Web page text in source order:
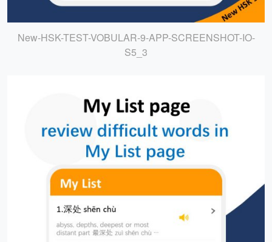
New-HSK-TEST-VOBULAR-9-APP-SCREENSHOT-IO-
S5_3